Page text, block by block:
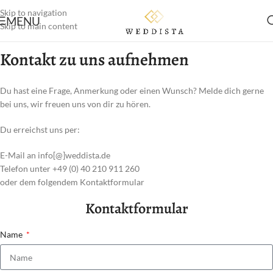
Skip to navigation
Skip to main content
MENU
Kontakt zu uns aufnehmen
Du hast eine Frage, Anmerkung oder einen Wunsch? Melde dich gerne
bei uns, wir freuen uns von dir zu hören.
Du erreichst uns per:
E-Mail an info[@]weddista.de
Telefon unter +49 (0) 40 210 911 260
oder dem folgendem Kontaktformular
Kontaktformular
Name